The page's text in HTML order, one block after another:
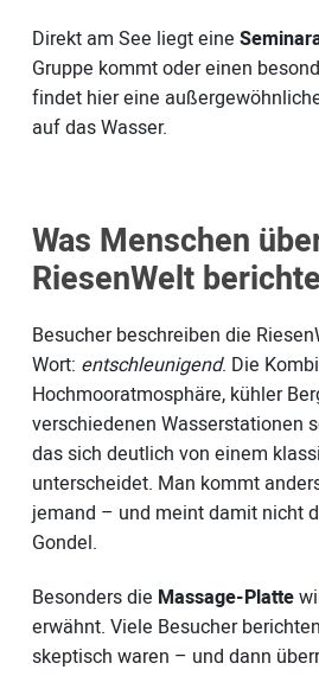
Direkt am See liegt eine
Gruppe kommt oder einen
findet hier eine
auf das Wasser.
Was Menschen
RiesenWelt
Besucher beschreiben die
Wort: entschleunigend. Die
Hochmooratmosphäre, kühler
verschiedenen Wasserstationen
das sich deutlich von einem
unterscheidet. Man kommt
jemand – und meint damit nicht
Gondel.
Besonders die Massage-Platte
erwähnt. Viele Besucher
skeptisch waren – und dann